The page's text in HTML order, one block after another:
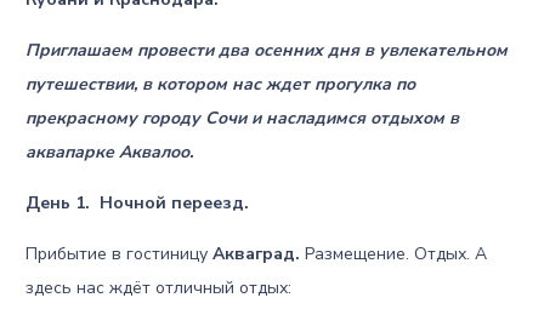
Приглашаем провести два осенних дня в увлекательном
путешествии, в котором нас ждет прогулка по
прекрасному городу Сочи и насладимся отдыхом в
аквапарке Аквалоо.
День 1. Ночной переезд.
Прибытие в гостиницу Акваград. Размещение. Отдых. А
здесь нас ждёт отличный отдых: